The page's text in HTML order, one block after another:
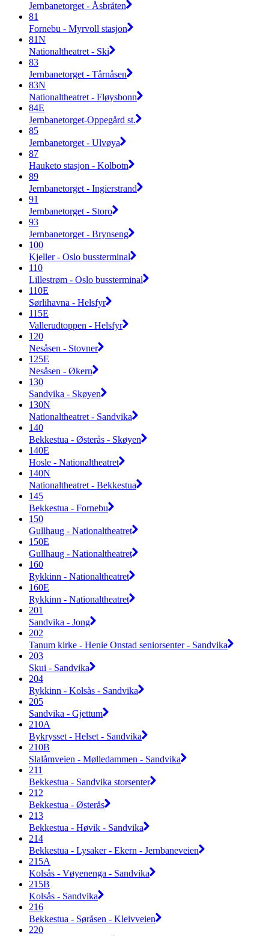
Jernbanetorget - Åsbråten
81
Fornebu - Myrvoll stasjon
81N
Nationaltheatret - Ski
83
Jernbanetorget - Tårnåsen
83N
Nationaltheatret - Fløysbonn
84E
Jernbanetorget-Oppegård st.
85
Jernbanetorget - Ulvøya
87
Hauketo stasjon - Kolbotn
89
Jernbanetorget - Ingierstrand
91
Jernbanetorget - Storo
93
Jernbanetorget - Brynseng
100
Kjeller - Oslo bussterminal
110
Lillestrøm - Oslo bussterminal
110E
Sørlihavna - Helsfyr
115E
Vallerudtoppen - Helsfyr
120
Nesåsen - Stovner
125E
Nesåsen - Økern
130
Sandvika - Skøyen
130N
Nationaltheatret - Sandvika
140
Bekkestua - Østerås - Skøyen
140E
Hosle - Nationaltheatret
140N
Nationaltheatret - Bekkestua
145
Bekkestua - Fornebu
150
Gullhaug - Nationaltheatret
150E
Gullhaug - Nationaltheatret
160
Rykkinn - Nationaltheatret
160E
Rykkinn - Nationaltheatret
201
Sandvika - Jong
202
Tanum kirke - Henie Onstad seniorsenter - Sandvika
203
Skui - Sandvika
204
Rykkinn - Kolsås - Sandvika
205
Sandvika - Gjettum
210A
Bykrysset - Helset - Sandvika
210B
Slalåmveien - Mølledammen - Sandvika
211
Bekkestua - Sandvika storsenter
212
Bekkestua - Østerås
213
Bekkestua - Høvik - Sandvika
214
Bekkestua - Lysaker - Ekern - Jernbaneveien
215A
Kolsås - Vøyenenga - Sandvika
215B
Kolsås - Sandvika
216
Bekkestua - Søråsen - Kleivveien
220